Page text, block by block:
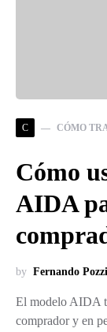
C CÓMO
Cómo
AIDA
by Fernando Pozzi
El modelo AIDA
comprador y en